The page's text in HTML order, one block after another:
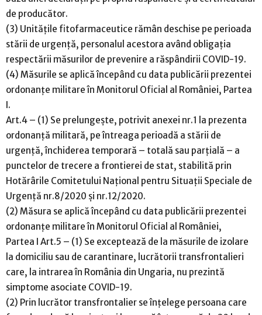
de producător.
(3) Unitățile fitofarmaceutice rămân deschise pe perioada
stării de urgență, personalul acestora având obligația
respectării măsurilor de prevenire a răspândirii COVID-19.
(4) Măsurile se aplică începând cu data publicării prezentei
ordonanțe militare în Monitorul Oficial al României, Partea
I.
Art.4 – (1) Se prelungește, potrivit anexei nr.1 la prezenta
ordonanță militară, pe întreaga perioadă a stării de
urgență, închiderea temporară – totală sau parțială – a
punctelor de trecere a frontierei de stat, stabilită prin
Hotărârile Comitetului Național pentru Situații Speciale de
Urgență nr.8/2020 și nr.12/2020.
(2) Măsura se aplică începând cu data publicării prezentei
ordonanțe militare în Monitorul Oficial al României,
Partea I Art.5 – (1) Se exceptează de la măsurile de izolare
la domiciliu sau de carantinare, lucrătorii transfrontalieri
care, la intrarea în România din Ungaria, nu prezintă
simptome asociate COVID-19.
(2) Prin lucrător transfrontalier se înțelege persoana care